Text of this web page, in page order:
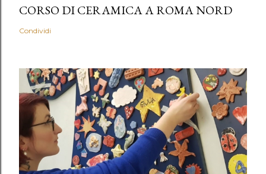
CORSO DI CERAMICA A ROMA NORD
Condividi